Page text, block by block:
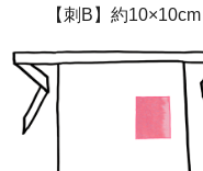
【刺B】約10×10cm